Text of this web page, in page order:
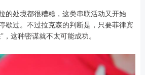
的处境都很糟糕，这类串联活动又开始
歇过。不过拉克森的判断是，只要菲律宾
这种密谋就不太可能成功。